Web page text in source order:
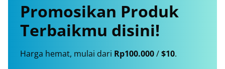
Promosikan Produk
Terbaikmu disini!
Harga hemat, mulai dari Rp100.000/$10.